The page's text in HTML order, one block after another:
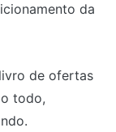
da
de ofertas
todo,